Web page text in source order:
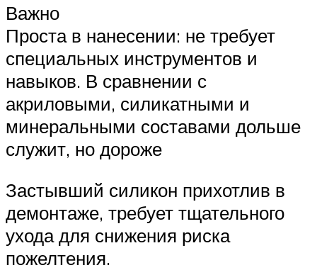
Важно
Проста в нанесении: не требует
специальных инструментов и
навыков. В сравнении с
акриловыми, силикатными и
минеральными составами дольше
служит, но дороже
Застывший силикон прихотлив в
демонтаже, требует тщательного
ухода для снижения риска
пожелтения.